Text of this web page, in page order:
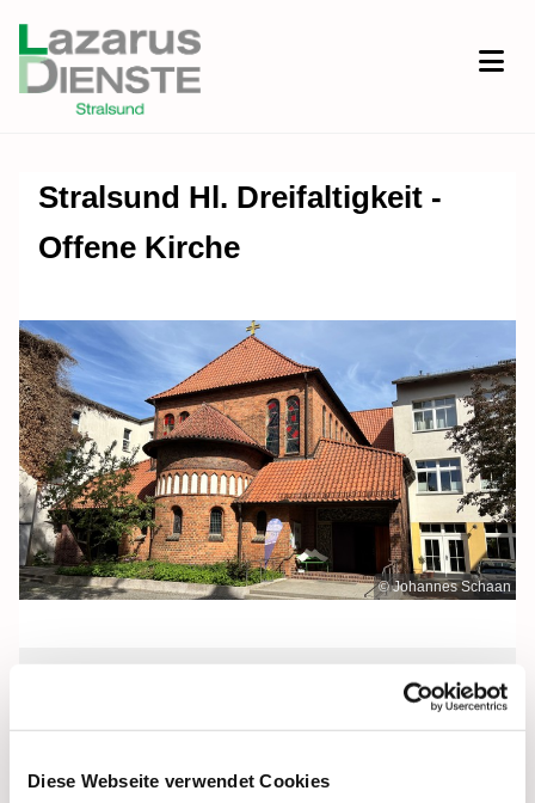
Diese Webseite verwendet Cookies
Stralsund Hl. Dreifaltigkeit -
Offene Kirche
© Johannes Schaan
Freitag, 11. September 2026, 12:00